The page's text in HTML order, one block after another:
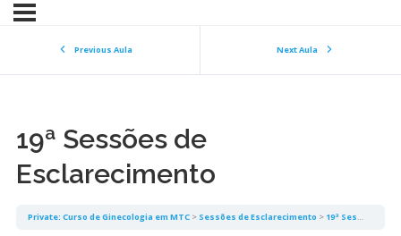
Previous Aula Next Aula
19ª Sessões de
Esclarecimento
Private: Curso de Ginecologia em MTC Sessões de Esclarecimento 19ª Sessões de Esclarecimento